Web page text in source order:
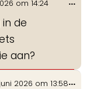
om 14:24
de
aan?
2026 om 13:58...